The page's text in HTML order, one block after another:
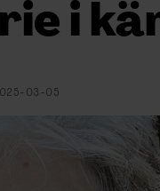
i
03-05